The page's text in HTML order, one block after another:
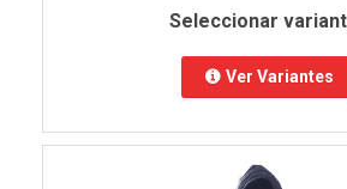
Seleccionar
Ver Variantes